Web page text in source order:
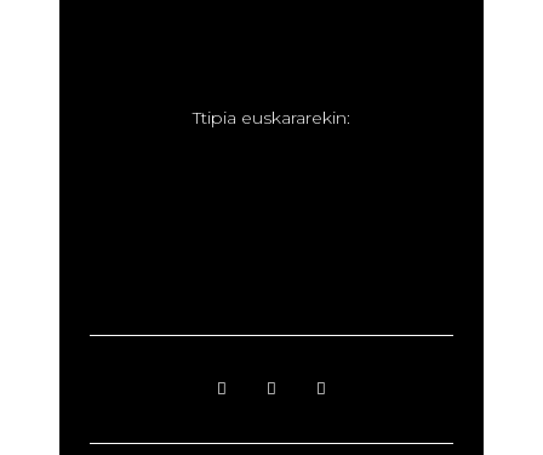
Ttipia euskararekin: